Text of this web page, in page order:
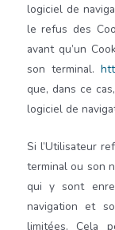
logiciel de
le refus des
avant qu’un
son terminal.
que, dans ce
logiciel de
Si l’Utilisateur
terminal ou son
qui y sont
navigation et
limitées. Cela